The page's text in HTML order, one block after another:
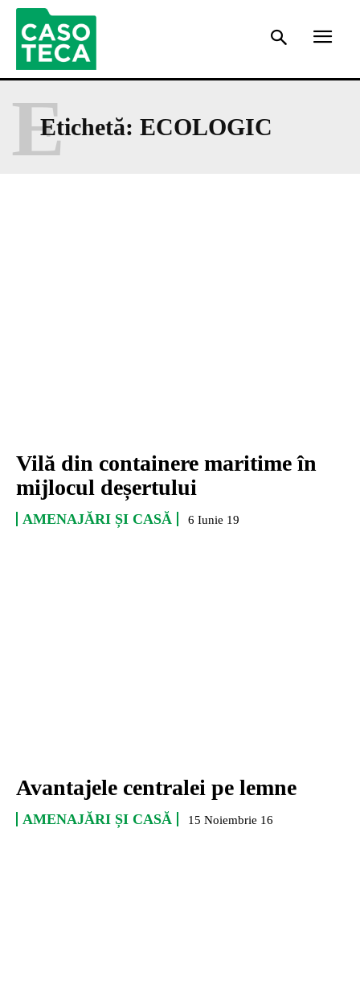
Etichetă: ECOLOGIC
E
Vilă din containere maritime în
mijlocul deșertului
AMENAJĂRI ȘI CASĂ 6 Iunie 19
Avantajele centralei pe lemne
AMENAJĂRI ȘI CASĂ 15 Noiembrie 16